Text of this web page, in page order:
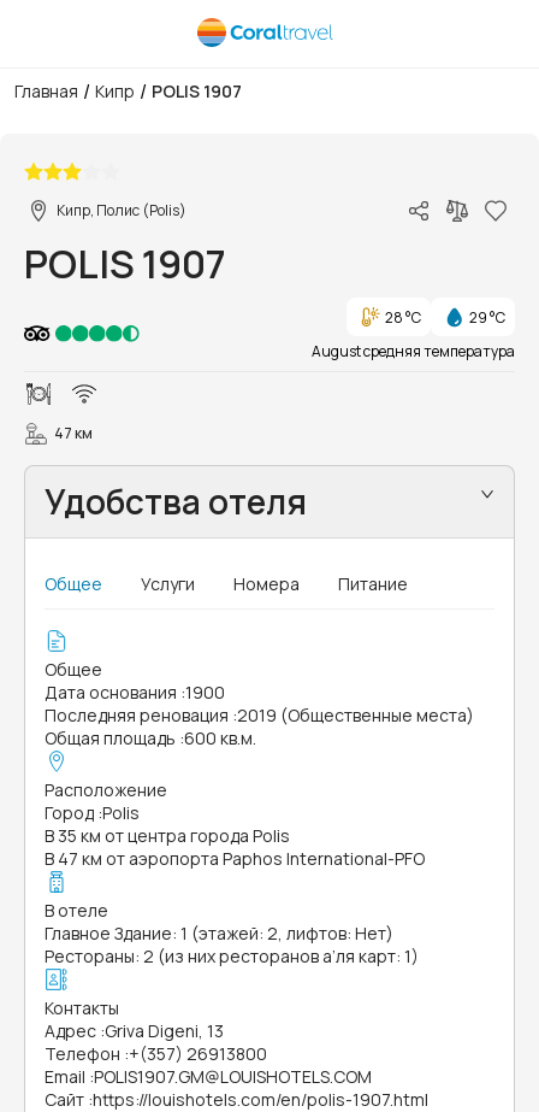
Главная / Кипр / POLIS 1907
Кипр, Полис (Polis)
POLIS 1907
28 °C
29 °C
August средняя температура
47 км
Удобства отеля
Общее Услуги Номера Питание
Общее
Дата основания :1900
Последняя реновация :2019 (Общественные места)
Общая площадь :600 кв.м.
Расположение
Город :Polis
В 35 км от центра города Polis
В 47 км от аэропорта Paphos International-PFO
В отеле
Главное Здание: 1 (этажей: 2, лифтов: Нет)
Рестораны: 2 (из них ресторанов а’ля карт: 1)
Контакты
Адрес :Griva Digeni, 13
Телефон :+(357) 26913800
Email :POLIS1907.GM@LOUISHOTELS.COM
Сайт :https://louishotels.com/en/polis-1907.html